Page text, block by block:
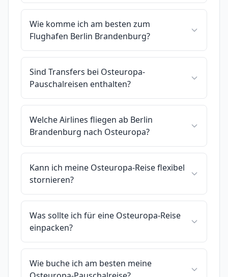
Wie komme ich am besten zum
Flughafen Berlin Brandenburg?
Sind Transfers bei Osteuropa-
Pauschalreisen enthalten?
Welche Airlines fliegen ab Berlin
Brandenburg nach Osteuropa?
Kann ich meine Osteuropa-Reise flexibel
stornieren?
Was sollte ich für eine Osteuropa-Reise
einpacken?
Wie buche ich am besten meine